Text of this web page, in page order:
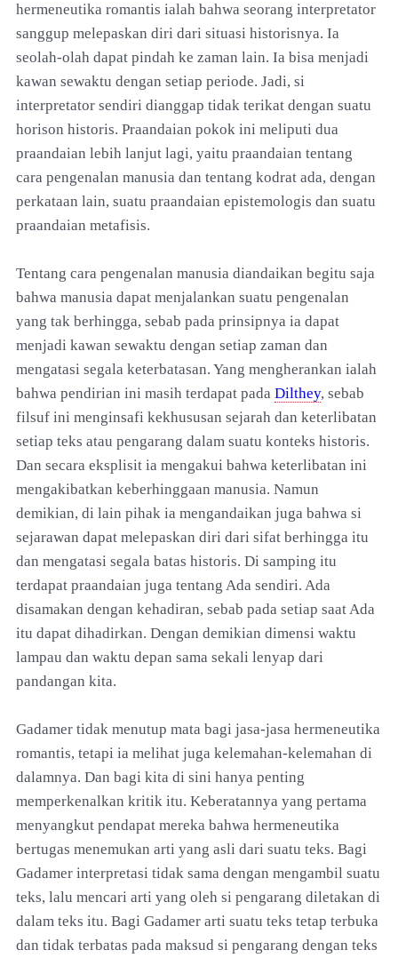
hermeneutika romantis ialah bahwa seorang interpretator
sanggup melepaskan diri dari situasi historisnya. Ia
seolah-olah dapat pindah ke zaman lain. Ia bisa menjadi
kawan sewaktu dengan setiap periode. Jadi, si
interpretator sendiri dianggap tidak terikat dengan suatu
horison historis. Praandaian pokok ini meliputi dua
praandaian lebih lanjut lagi, yaitu praandaian tentang
cara pengenalan manusia dan tentang kodrat ada, dengan
perkataan lain, suatu praandaian epistemologis dan suatu
praandaian metafisis.
Tentang cara pengenalan manusia diandaikan begitu saja
bahwa manusia dapat menjalankan suatu pengenalan
yang tak berhingga, sebab pada prinsipnya ia dapat
menjadi kawan sewaktu dengan setiap zaman dan
mengatasi segala keterbatasan. Yang mengherankan ialah
bahwa pendirian ini masih terdapat pada Dilthey, sebab
filsuf ini menginsafi kekhususan sejarah dan keterlibatan
setiap teks atau pengarang dalam suatu konteks historis.
Dan secara eksplisit ia mengakui bahwa keterlibatan ini
mengakibatkan keberhinggaan manusia. Namun
demikian, di lain pihak ia mengandaikan juga bahwa si
sejarawan dapat melepaskan diri dari sifat berhingga itu
dan mengatasi segala batas historis. Di samping itu
terdapat praandaian juga tentang Ada sendiri. Ada
disamakan dengan kehadiran, sebab pada setiap saat Ada
itu dapat dihadirkan. Dengan demikian dimensi waktu
lampau dan waktu depan sama sekali lenyap dari
pandangan kita.
Gadamer tidak menutup mata bagi jasa-jasa hermeneutika
romantis, tetapi ia melihat juga kelemahan-kelemahan di
dalamnya. Dan bagi kita di sini hanya penting
memperkenalkan kritik itu. Keberatannya yang pertama
menyangkut pendapat mereka bahwa hermeneutika
bertugas menemukan arti yang asli dari suatu teks. Bagi
Gadamer interpretasi tidak sama dengan mengambil suatu
teks, lalu mencari arti yang oleh si pengarang diletakan di
dalam teks itu. Bagi Gadamer arti suatu teks tetap terbuka
dan tidak terbatas pada maksud si pengarang dengan teks